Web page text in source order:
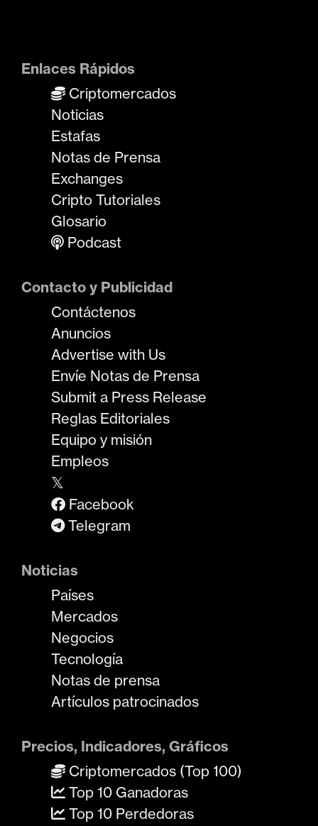
Enlaces Rápidos
Criptomercados
Noticias
Estafas
Notas de Prensa
Exchanges
Cripto Tutoriales
Glosario
Podcast
Contacto y Publicidad
Contáctenos
Anuncios
Advertise with Us
Envíe Notas de Prensa
Submit a Press Release
Reglas Editoriales
Equipo y misión
Empleos
𝕏
Facebook
Telegram
Noticias
Países
Mercados
Negocios
Tecnología
Notas de prensa
Artículos patrocinados
Precios, Indicadores, Gráficos
Criptomercados (Top 100)
Top 10 Ganadoras
Top 10 Perdedoras